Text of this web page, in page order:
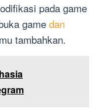
pada game
game dan
tambahkan.